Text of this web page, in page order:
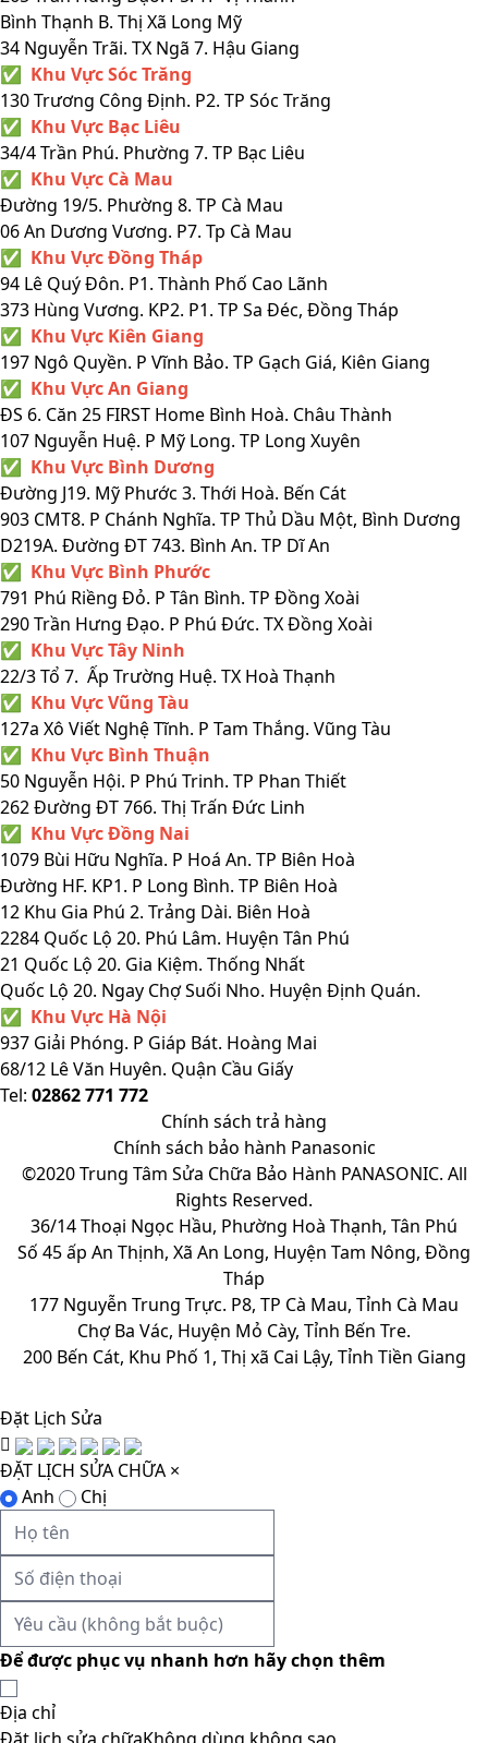
Bình Thạnh B. Thị Xã Long Mỹ
34 Nguyễn Trãi. TX Ngã 7. Hậu Giang
✅ Khu Vực Sóc Trăng
130 Trương Công Định. P2. TP Sóc Trăng
✅ Khu Vực Bạc Liêu
34/4 Trần Phú. Phường 7. TP Bạc Liêu
✅ Khu Vực Cà Mau
Đường 19/5. Phường 8. TP Cà Mau
06 An Dương Vương. P7. Tp Cà Mau
✅ Khu Vực Đồng Tháp
94 Lê Quý Đôn. P1. Thành Phố Cao Lãnh
373 Hùng Vương. KP2. P1. TP Sa Đéc, Đồng Tháp
✅ Khu Vực Kiên Giang
197 Ngô Quyền. P Vĩnh Bảo. TP Gạch Giá, Kiên Giang
✅ Khu Vực An Giang
ĐS 6. Căn 25 FIRST Home Bình Hoà. Châu Thành
107 Nguyễn Huệ. P Mỹ Long. TP Long Xuyên
✅ Khu Vực Bình Dương
Đường J19. Mỹ Phước 3. Thới Hoà. Bến Cát
903 CMT8. P Chánh Nghĩa. TP Thủ Dầu Một, Bình Dương
D219A. Đường ĐT 743. Bình An. TP Dĩ An
✅ Khu Vực Bình Phước
791 Phú Riềng Đỏ. P Tân Bình. TP Đồng Xoài
290 Trần Hưng Đạo. P Phú Đức. TX Đồng Xoài
✅ Khu Vực Tây Ninh
22/3 Tổ 7. Ấp Trường Huệ. TX Hoà Thạnh
✅ Khu Vực Vũng Tàu
127a Xô Viết Nghệ Tĩnh. P Tam Thắng. Vũng Tàu
✅ Khu Vực Bình Thuận
50 Nguyễn Hội. P Phú Trinh. TP Phan Thiết
262 Đường ĐT 766. Thị Trấn Đức Linh
✅ Khu Vực Đồng Nai
1079 Bùi Hữu Nghĩa. P Hoá An. TP Biên Hoà
Đường HF. KP1. P Long Bình. TP Biên Hoà
12 Khu Gia Phú 2. Trảng Dài. Biên Hoà
2284 Quốc Lộ 20. Phú Lâm. Huyện Tân Phú
21 Quốc Lộ 20. Gia Kiệm. Thống Nhất
Quốc Lộ 20. Ngay Chợ Suối Nho. Huyện Định Quán.
✅ Khu Vực Hà Nội
937 Giải Phóng. P Giáp Bát. Hoàng Mai
68/12 Lê Văn Huyên. Quận Cầu Giấy
Tel: 02862 771 772
Chính sách trả hàng
Chính sách bảo hành Panasonic
©2020 Trung Tâm Sửa Chữa Bảo Hành PANASONIC. All
Rights Reserved.
36/14 Thoại Ngọc Hầu, Phường Hoà Thạnh, Tân Phú
Số 45 ấp An Thịnh, Xã An Long, Huyện Tam Nông, Đồng
Tháp
177 Nguyễn Trung Trực. P8, TP Cà Mau, Tỉnh Cà Mau
Chợ Ba Vác, Huyện Mỏ Cày, Tỉnh Bến Tre.
200 Bến Cát, Khu Phố 1, Thị xã Cai Lậy, Tỉnh Tiền Giang
Đặt Lịch Sửa
ĐẶT LỊCH SỬA CHỮA ×
Anh
Chị
Để được phục vụ nhanh hơn hãy chọn thêm
Địa chỉ